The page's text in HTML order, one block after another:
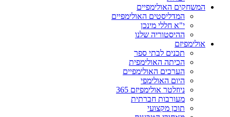
המשחקים האולימפיים
המדליסטים האולימפיים
י"א חללי מינכן
ההיסטוריה שלנו
אולימפיזם
תכנים לבתי ספר
הכיתה האולימפית
הערכים האולימפיים
היום האולימפי
ניוזלטר אולימפיזם 365
מעורבות חברתית
תוכן מקצועי